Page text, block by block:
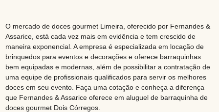
O mercado de doces gourmet Limeira, oferecido por Fernandes &
Assarice, está cada vez mais em evidência e tem crescido de
maneira exponencial. A empresa é especializada em locação de
brinquedos para eventos e decorações e oferece barraquinhas
bem equipadas e modernas, além de possibilitar a contratação de
uma equipe de profissionais qualificados para servir os melhores
doces em seu evento. Faça uma cotação e conheça a diferença
que Fernandes & Assarice oferece em aluguel de barraquinha de
doces gourmet Dois Córregos.